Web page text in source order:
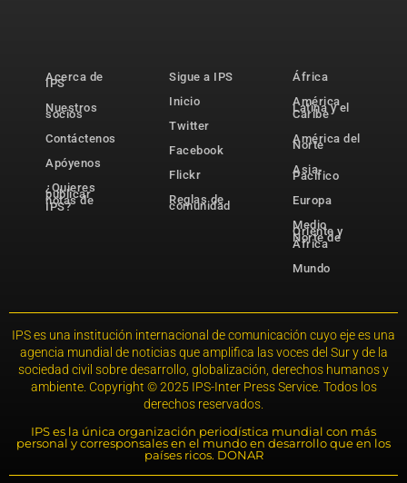
Acerca de
IPS
Nuestros
socios
Contáctenos
Apóyenos
¿Quieres
publicar
notas de
IPS?
Sigue a IPS
Inicio
Twitter
Facebook
Flickr
Reglas de
comunidad
África
América
Latina y el
Caribe
América del
Norte
Asia-
Pacífico
Europa
Medio
Oriente y
Norte de
África
Mundo
IPS es una institución internacional de comunicación cuyo eje es una
agencia mundial de noticias que amplifica las voces del Sur y de la
sociedad civil sobre desarrollo, globalización, derechos humanos y
ambiente. Copyright © 2025 IPS-Inter Press Service. Todos los
derechos reservados.
IPS es la única organización periodística mundial con más
personal y corresponsales en el mundo en desarrollo que en los
países ricos. DONAR